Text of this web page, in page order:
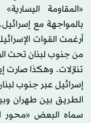
«المقاومة
بالمواجهة مع
من جنوب لبنان تحت
تنازلات. وهكذا
إسرائيل عبر جنوب
الطريق بين طهران
سماه البعض «محور